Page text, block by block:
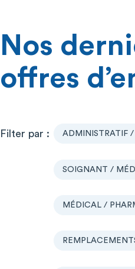
Nos
offres
ADMINISTRATIF
SOIGNANT /
MÉDICAL /